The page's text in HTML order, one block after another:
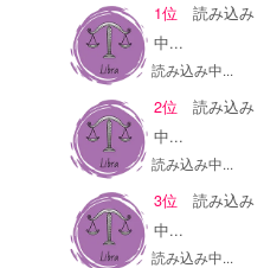
1位読み込み
中...
読み込み中...
2位読み込み
中...
読み込み中...
3位読み込み
中...
読み込み中...